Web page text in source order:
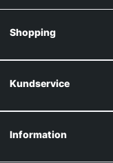
Shopping
Kundservice
Information